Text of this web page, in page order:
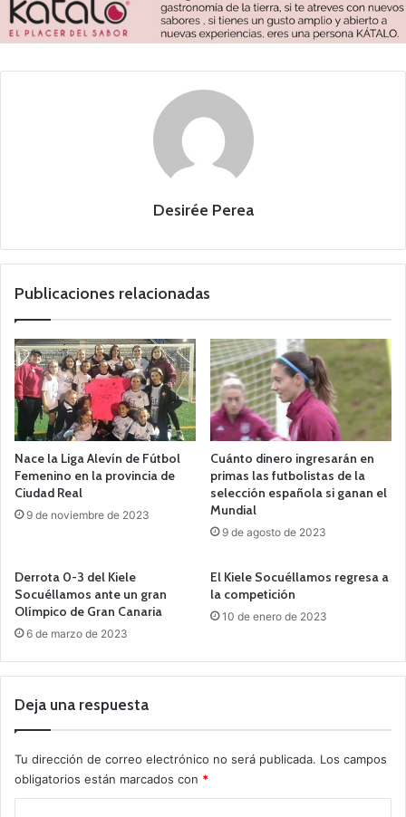
Desirée Perea
Publicaciones relacionadas
Nace la Liga Alevín de Fútbol
Femenino en la provincia de
Ciudad Real
9 de noviembre de 2023
Cuánto dinero ingresarán en
primas las futbolistas de la
selección española si ganan el
Mundial
9 de agosto de 2023
Derrota 0-3 del Kiele
Socuéllamos ante un gran
Olímpico de Gran Canaria
6 de marzo de 2023
El Kiele Socuéllamos regresa a
la competición
10 de enero de 2023
Deja una respuesta
Tu dirección de correo electrónico no será publicada. Los campos
obligatorios están marcados con *